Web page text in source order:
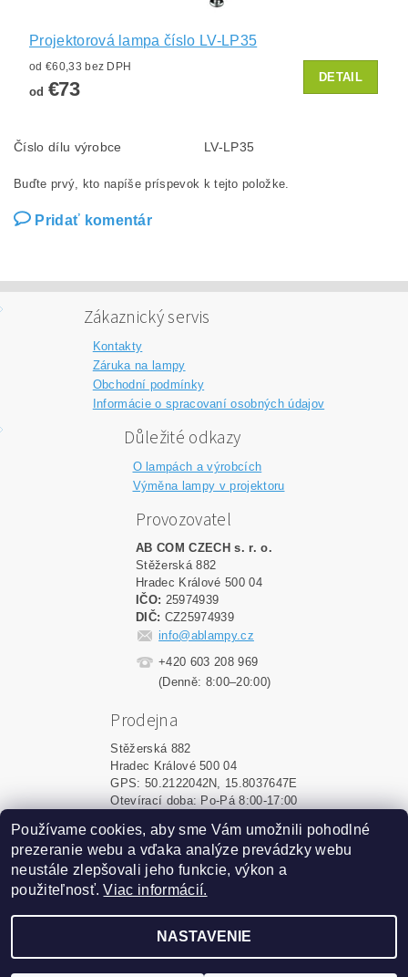
Projektorová lampa číslo LV-LP35
od €60,33 bez DPH
od €73
DETAIL
Číslo dílu výrobce LV-LP35
Buďte prvý, kto napíše príspevok k tejto položke.
Pridať komentár
Zákaznický servis
Kontakty
Záruka na lampy
Obchodní podmínky
Informácie o spracovaní osobných údajov
Důležité odkazy
O lampách a výrobcích
Výměna lampy v projektoru
Provozovatel
AB COM CZECH s. r. o.
Stěžerská 882
Hradec Králové 500 04
IČO: 25974939
DIČ: CZ25974939
info@ablampy.cz
+420 603 208 969
(Denně: 8:00–20:00)
Prodejna
Stěžerská 882
Hradec Králové 500 04
GPS: 50.2122042N, 15.8037647E
Otevírací doba: Po-Pá 8:00-17:00
Shoptet.sk MôjPrvýEshop.sk
Vytvoril Shoptet
Používame cookies, aby sme Vám umožnili pohodlné
prezeranie webu a vďaka analýze prevádzky webu
neustále zlepšovali jeho funkcie, výkon a
použiteľnosť.Viac informácií.
NASTAVENIE